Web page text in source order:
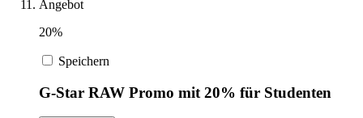
Angebot
20%
Speichern
G-Star RAW Promo mit 20% für Studenten